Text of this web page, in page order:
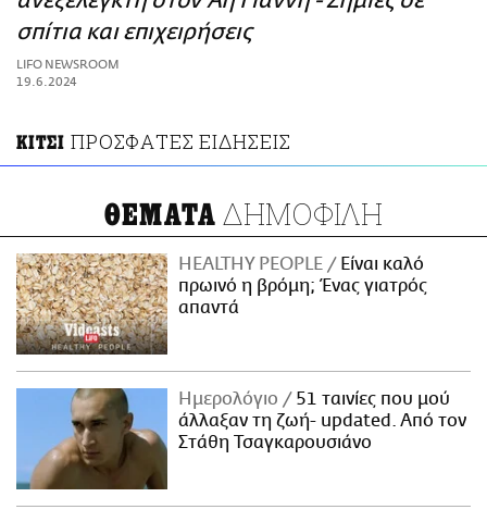
ΑΜΠΑ
PRINT
σπίτια και επιχειρήσεις
LIFO NEWSROOM
19.6.2024
ΚΙΤΣΙ ΠΡΟΣΦΑΤΕΣ ΕΙΔΗΣΕΙΣ
ΘΕΜΑΤΑ ΔΗΜΟΦΙΛΗ
HEALTHY PEOPLE
Είναι καλό
πρωινό η βρόμη; Ένας γιατρός
απαντά
Ημερολόγιο
51 ταινίες που μού
άλλαξαν τη ζωή- updated. Aπό τον
Στάθη Τσαγκαρουσιάνο